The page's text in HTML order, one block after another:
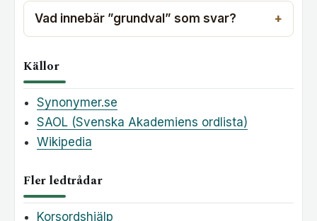
Vad innebär ”grundval” som svar?
Källor
Synonymer.se
SAOL (Svenska Akademiens ordlista)
Wikipedia
Fler ledtrådar
Korsordshjälp